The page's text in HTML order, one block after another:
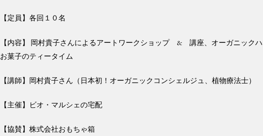
【定員】各回１０名
【内容】 岡村貴子さんによるアートワークショップ & 講座、オーガニック
お菓子のティータイム
【講師】岡村貴子さん（日本初！オーガニックコンシェルジュ、植物療法士）
【主催】ビオ・マルシェの宅配
【協賛】株式会社おもちゃ箱